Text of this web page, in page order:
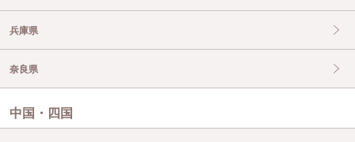
兵庫県
奈良県
中国・四国